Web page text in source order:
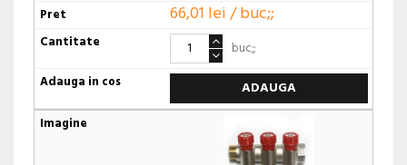
66,01 lei / buc;;
buc;;
ADAUGA